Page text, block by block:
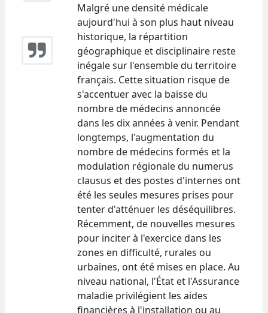
Malgré une densité médicale
aujourd'hui à son plus haut niveau
historique, la répartition
géographique et disciplinaire reste
inégale sur l'ensemble du territoire
français. Cette situation risque de
s'accentuer avec la baisse du
nombre de médecins annoncée
dans les dix années à venir. Pendant
longtemps, l'augmentation du
nombre de médecins formés et la
modulation régionale du numerus
clausus et des postes d'internes ont
été les seules mesures prises pour
tenter d'atténuer les déséquilibres.
Récemment, de nouvelles mesures
pour inciter à l'exercice dans les
zones en difficulté, rurales ou
urbaines, ont été mises en place. Au
niveau national, l'État et l'Assurance
maladie privilégient les aides
financières à l'installation ou au